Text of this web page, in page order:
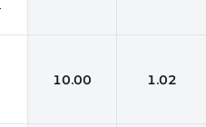
10.00 1.02